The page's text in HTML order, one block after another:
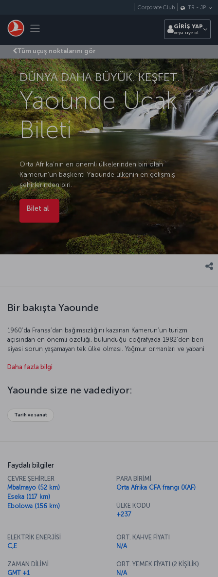
Toggle navigation
Corporate Club TR - JP
GİRİŞ YAP
veya üye ol
Tüm uçuş noktalarını gör
DÜNYA DAHA BÜYÜK. KEŞFET.
Yaounde Uçak
Bileti
Orta Afrika’nın en önemli ülkelerinden biri olan
Kamerun’un başkenti Yaounde ülkenin en gelişmiş
şehirlerinden biri.
Bilet al
Bir bakışta Yaounde
1960’da Fransa’dan bağımsızlığını kazanan Kamerun’un turizm
açısından en önemli özelliği, bulunduğu coğrafyada 1982’den beri
siyasi sorun yaşamayan tek ülke olması. Yağmur ormanları ve yabani
huzur dolu bir tatil vadediyor. Bazı kaynaklarda “yedi tepe üzerindeki
olduğunu hatırlatalım.
Daha fazla bilgi
Yaounde size ne vadediyor:
Tarih ve sanat
Faydalı bilgiler
ÇEVRE ŞEHİRLER
Mbalmayo (52 km)
Eseka (117 km)
Ebolowa (156 km)
PARA BİRİMİ
Orta Afrika CFA frangı (XAF)
ÜLKE KODU
+237
ELEKTRİK ENERJİSİ
C,E
ZAMAN DİLİMİ
GMT +1
ORT. KAHVE FİYATI
N/A
ORT. YEMEK FİYATI (2 KİŞİLİK)
N/A